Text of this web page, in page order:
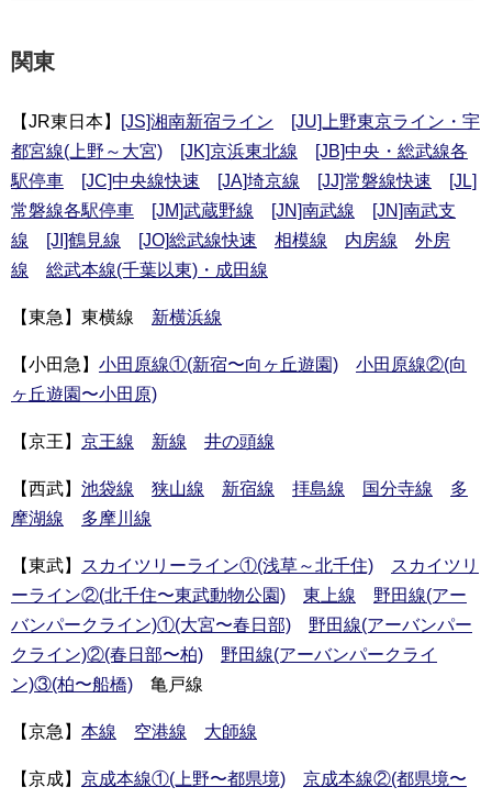
関東
【JR東日本】 [JS]湘南新宿ライン
[JU]上野東京ライン・宇
都宮線(上野～大宮)
[JK]京浜東北線
[JB]中央・総武線各
駅停車
[JC]中央線快速 [JA]埼京線 [JJ]常磐線快速
[JL]
常磐線各駅停車
[JM]武蔵野線 [JN]南武線
[JN]南武支
線
[JI]鶴見線 [JO]総武線快速 相模線 内房線
外房
線
総武本線(千葉以東)・成田線
【東急】東横線 新横浜線
【小田急】 小田原線①(新宿〜向ヶ丘遊園)
小田原線②(向
ヶ丘遊園〜小田原)
【京王】 京王線 新線 井の頭線
【西武】 池袋線 狭山線 新宿線 拝島線 国分寺線
多
摩湖線
多摩川線
【東武】 スカイツリーライン①(浅草～北千住)
スカイツリ
ーライン②(北千住〜東武動物公園)
東上線
野田線(アー
バンパークライン)①(大宮〜春日部)
野田線(アーバンパー
クライン)②(春日部〜柏)
野田線(アーバンパークライ
ン)③(柏〜船橋) 亀戸線
【京急】 本線 空港線 大師線
【京成】 京成本線①(上野〜都県境) 京成本線②(都県境〜